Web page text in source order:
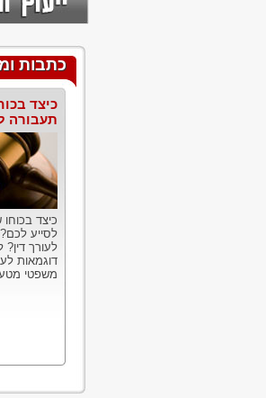
כתבות
כיצד
תעבורה
כיצד
לסייע
לעורך
דוגמאות
משפטי